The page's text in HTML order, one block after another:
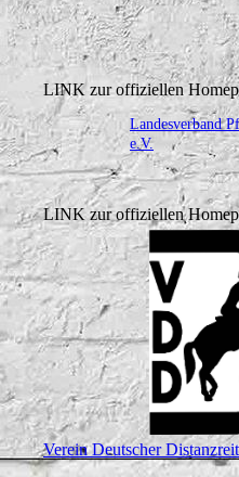
LINK zur offiziellen
Landesverband
e.V.
LINK zur offiziellen
Verein Deutscher